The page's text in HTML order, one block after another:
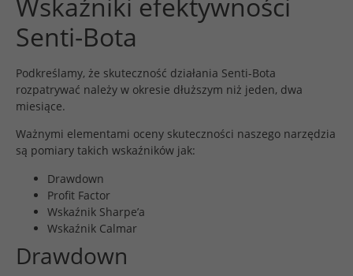
Senti-Bota
Podkreślamy, że skuteczność działania Senti-Bota
rozpatrywać należy w okresie dłuższym niż jeden, dwa
miesiące.
Ważnymi elementami oceny skuteczności naszego narzędzia
są pomiary takich wskaźników jak:
Drawdown
Profit Factor
Wskaźnik Sharpe’a
Wskaźnik Calmar
Drawdown